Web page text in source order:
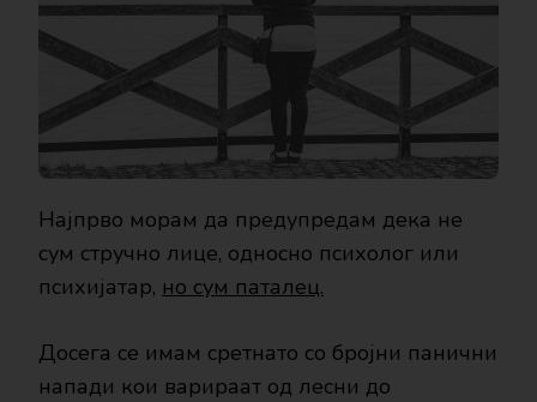
СЕ
СПРАВИТЕ
СО
НИВ?
Најпрво морам да предупредам дека не
сум стручно лице, односно психолог или
психијатар, но сум паталец.
Досега се имам сретнато со бројни панични
напади кои варираат од лесни до